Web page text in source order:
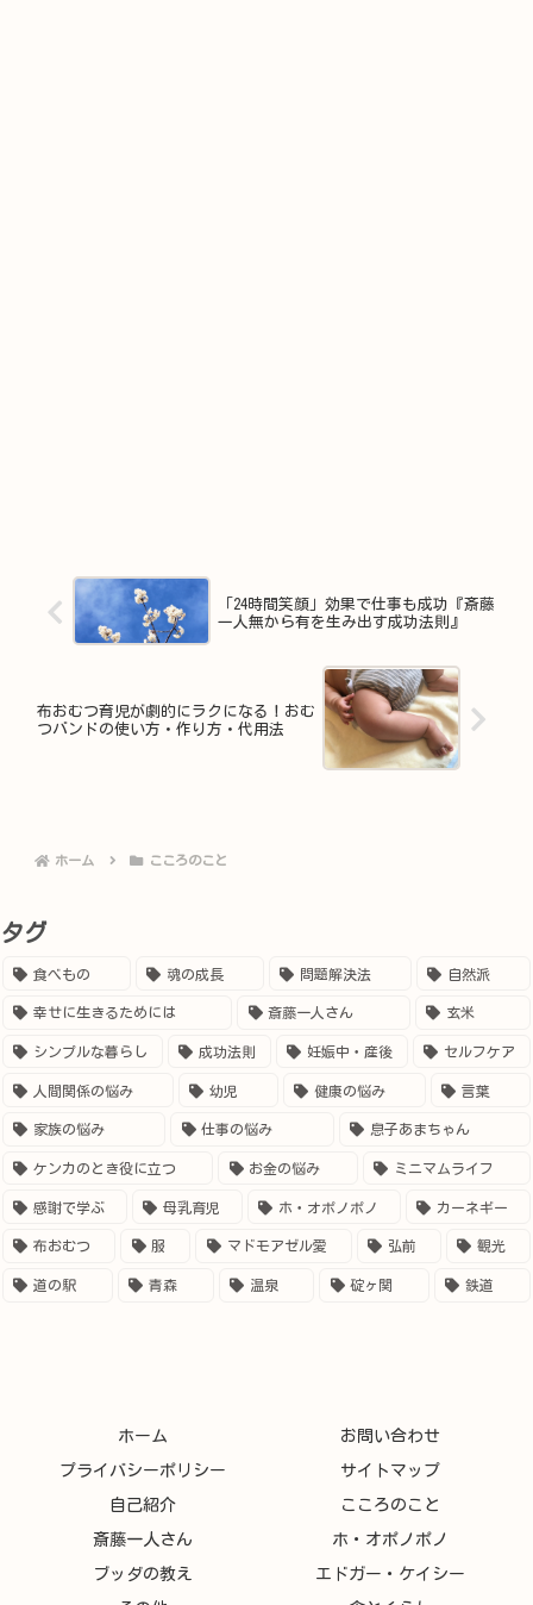
「24時間笑顔」効果で仕事も成功『斎藤
一人無から有を生み出す成功法則』
布おむつ育児が劇的にラクになる！おむ
つバンドの使い方・作り方・代用法
ホーム こころのこと
タグ
食べもの 魂の成長 問題解決法 自然派
幸せに生きるためには 斎藤一人さん 玄米
シンプルな暮らし 成功法則 妊娠中・産後 セルフケア
人間関係の悩み 幼児 健康の悩み 言葉
家族の悩み 仕事の悩み 息子あまちゃん
ケンカのとき役に立つ お金の悩み ミニマムライフ
感謝で学ぶ 母乳育児 ホ・オポノポノ カーネギー
布おむつ 服 マドモアゼル愛 弘前 観光
道の駅 青森 温泉 碇ヶ関 鉄道
ホーム お問い合わせ
プライバシーポリシー サイトマップ
自己紹介 こころのこと
斎藤一人さん ホ・オポノポノ
ブッダの教え エドガー・ケイシー